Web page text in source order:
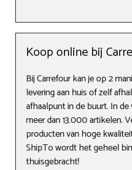
Koop online bij
Bij Carrefour kan je op 2
levering aan huis of zelf
afhaalpunt in de buurt. In
meer dan 13.000 artikelen.
producten van hoge
ShipTo wordt het geheel
thuisgebracht!